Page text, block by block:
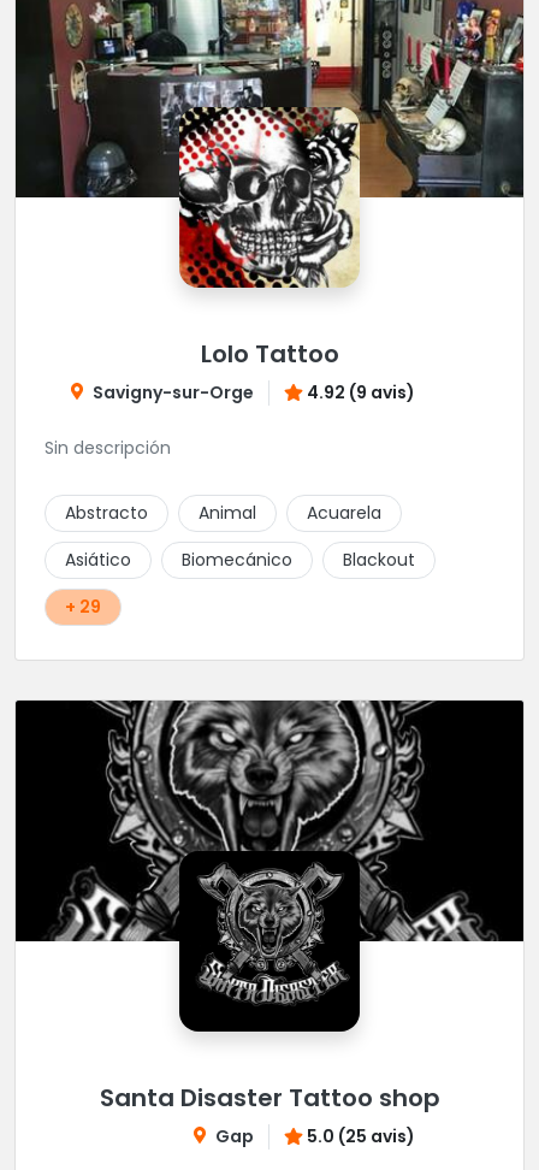
Lolo Tattoo
Savigny-sur-Orge 4.92 (9 avis)
Sin descripción
Abstracto Animal
Acuarela
Asiático
Biomecánico
Blackout
+ 29
Santa Disaster Tattoo shop
Gap 5.0 (25 avis)